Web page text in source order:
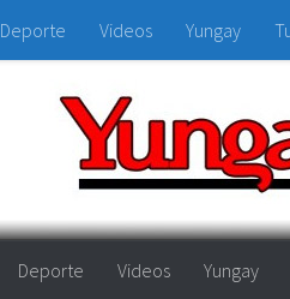
Deporte Videos Yungay
Deporte Videos Yungay